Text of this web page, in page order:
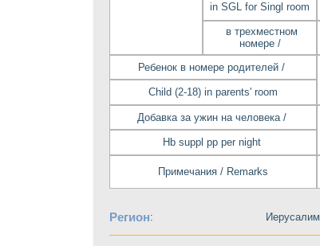
in SGL for Singl room
в трехместном
номере /
Ребенок в номере родителей /
Child (2-18) in parents' room
Добавка за ужин на человека /
Hb suppl pp per night
Примечания / Remarks
Регион: Иерусалим